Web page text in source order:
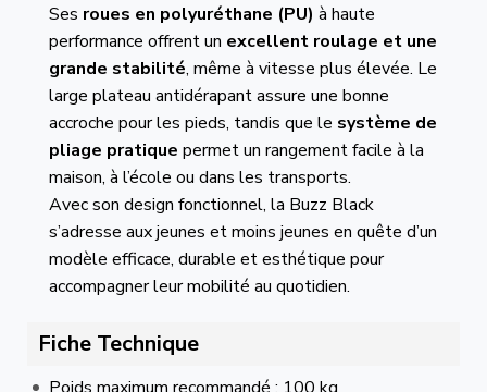
Ses roues en polyuréthane (PU) à haute
performance offrent un excellent roulage et une
grande stabilité, même à vitesse plus élevée. Le
large plateau antidérapant assure une bonne
accroche pour les pieds, tandis que le système de
pliage pratique permet un rangement facile à la
maison, à l’école ou dans les transports.
Avec son design fonctionnel, la Buzz Black
s’adresse aux jeunes et moins jeunes en quête d’un
modèle efficace, durable et esthétique pour
accompagner leur mobilité au quotidien.
Fiche Technique